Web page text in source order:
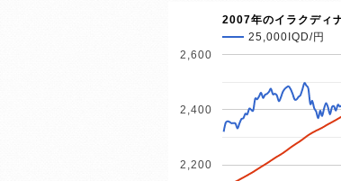
2007年のイラクディ
25,000IQD/円
2,200
2,400
2,600